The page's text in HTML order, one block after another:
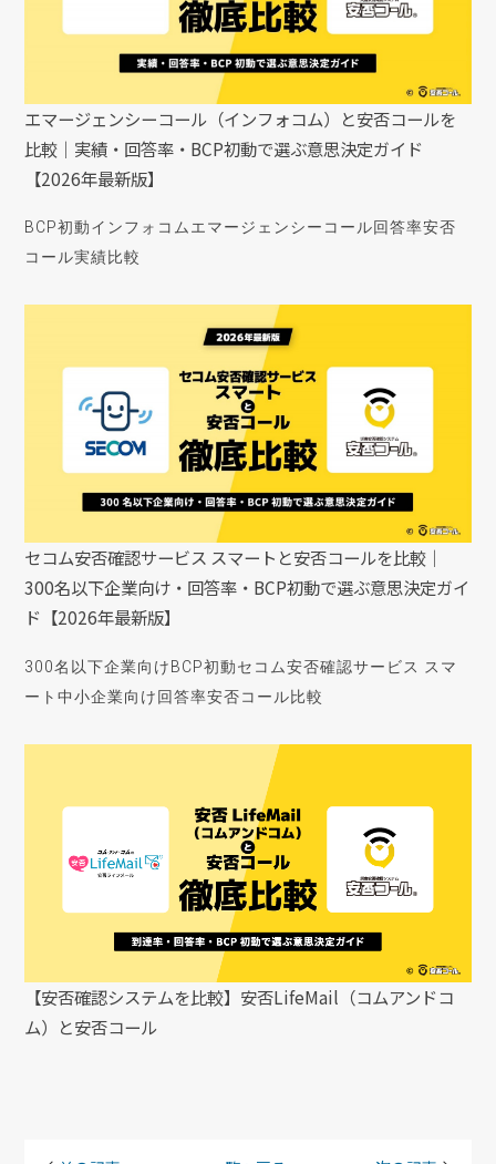
エマージェンシーコール（インフォコム）と安否コールを
比較｜実績・回答率・BCP初動で選ぶ意思決定ガイド
【2026年最新版】
BCP初動インフォコムエマージェンシーコール回答率安否
コール実績比較
セコム安否確認サービス スマートと安否コールを比較｜
300名以下企業向け・回答率・BCP初動で選ぶ意思決定ガイ
ド【2026年最新版】
300名以下企業向けBCP初動セコム安否確認サービス スマ
ート中小企業向け回答率安否コール比較
【安否確認システムを比較】安否LifeMail（コムアンドコ
ム）と安否コール